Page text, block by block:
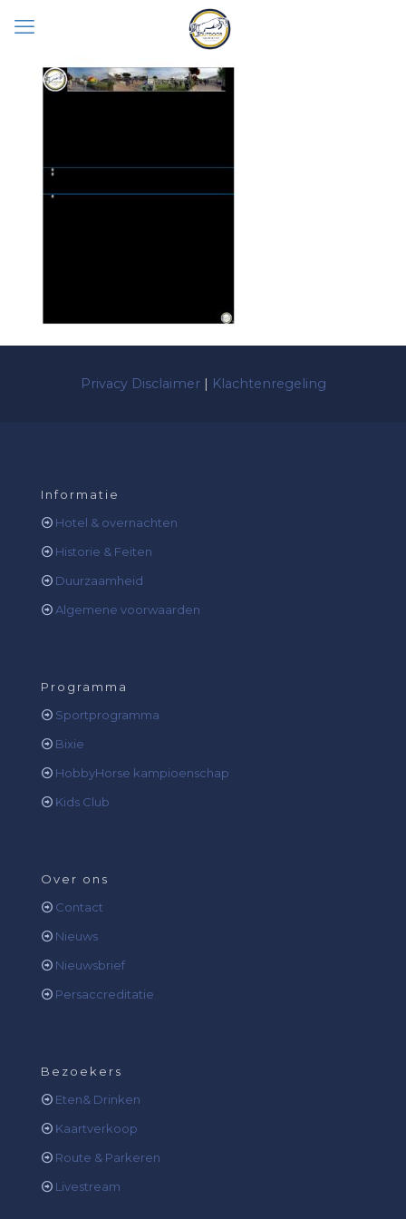
Privacy Disclaimer| Klachtenregeling
Informatie
Hotel & overnachten
Historie & Feiten
Duurzaamheid
Algemene voorwaarden
Programma
Sportprogramma
Bixie
HobbyHorse kampioenschap
Kids Club
Over ons
Contact
Nieuws
Nieuwsbrief
Persaccreditatie
Bezoekers
Eten& Drinken
Kaartverkoop
Route & Parkeren
Livestream